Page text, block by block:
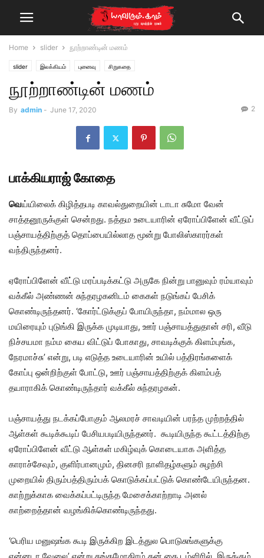
Home slider நூற்றாண்டின் மணம்
slider இலக்கியம் புனைவு சிறுகதை
நூற்றாண்டின் மணம்
By admin - June 17, 2020 2
பாக்கியராஜ் கோதை
வெய்யிலைக் கிழித்தபடி காவல்துறையின் டாடா சுமோ வேன்
சாத்தனூருக்குள் சென்றது. நத்தம உடையாரின் ஏரோப்பிளேன் வீட்டுப்
பஞ்சாயத்திற்குத் தொப்பையில்லாத மூன்று போலிஸ்காரர்கள்
வந்திருந்தனர்.
ஏரோப்பிளேன் வீட்டு மரப்படிக்கட்டு அருகே நின்று பானுவும் ரம்யாவும்
வக்கீல் அண்ணன் சுந்தரழகனிடம் கைகள் நடுங்கப் பேசிக்
கொண்டிருந்தனர். ‘கோர்ட்டுக்குப் போயிருந்தா, நம்மால ஒரு
மயிரையும் புடுங்கி இருக்க முடியாது, ஊர் பஞ்சாயத்துதான் சரி, வீடு
நிச்சயமா நம்ம கைய விட்டுப் போகாது, சாவடிக்குக் கிளம்புங்க,
நேரமாச்சு’ என்று, படி எடுத்த உடையாரின் உயில் பத்திரங்களைக்
கோப்பு ஒன்றிற்குள் போட்டு, ஊர் பஞ்சாயத்திற்குக் கிளம்பத்
தயாராகிக் கொண்டிருந்தார் வக்கீல் சுந்தரழகன்.
பஞ்சாயத்து நடக்கப்போகும் ஆலமரச் சாவடியின் பரந்த முற்றத்தில்
ஆள்கள் கூடிக்கூடிப் பேசியபடியிருந்தனர். கூடியிருந்த கூட்டத்திற்கு
ஏரோப்பிளேன் வீட்டு ஆள்கள் மகிழ்வுக் கொடையாக அளித்த
காராச்சேவும், குளிர்பானமும், தினசரி நாளிதழ்களும் சுழற்சி
முறையில் திரும்பத்திரும்பக் கொடுக்கப்பட்டுக் கொண்டேயிருந்தன.
காற்றுக்காக வைக்கப்பட்டிருந்த மேசைக்காற்றாடி அனல்
காற்றைத்தான் வழங்கிக்கொண்டிருந்தது.
‘பெரிய மனுஷங்க கூடி இருக்கிற இடத்துல பொடுசுங்களுக்கு